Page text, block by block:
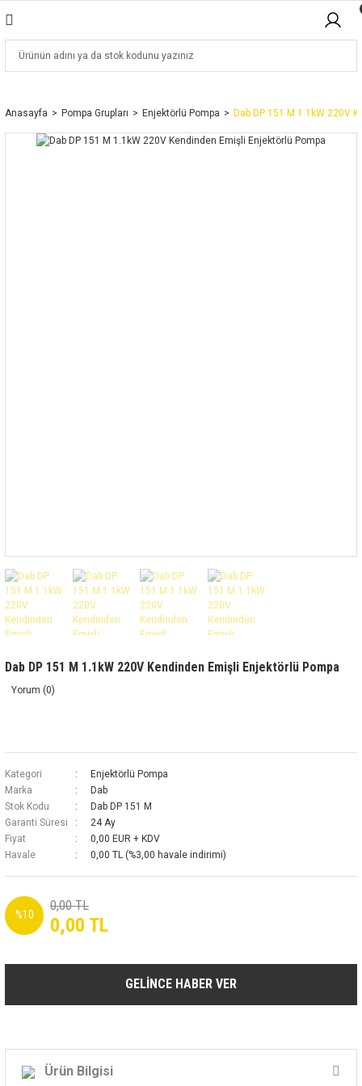
Anasayfa Pompa Grupları Enjektörlü Pompa Dab DP 151 M 1.1kW 220V
Dab DP 151 M 1.1kW 220V Kendinden Emişli Enjektörlü Pompa
Yorum (0)
Kategori
Enjektörlü Pompa
Marka
Dab
Stok Kodu
Dab DP 151 M
Garanti Süresi
24 Ay
Fiyat
0,00 EUR + KDV
Havale
0,00 TL (%3,00 havale indirimi)
%10
0,00 TL
0,00 TL
GELİNCE HABER VER
Ürün Bilgisi